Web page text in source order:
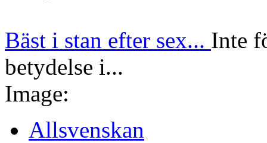
Bäst i stan efter sex... Inte
betydelse i...
Image:
Allsvenskan